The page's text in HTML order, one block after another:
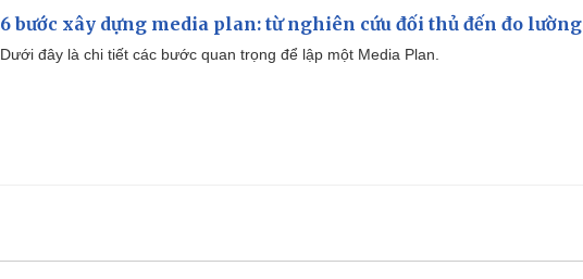
6 bước xây dựng media plan: từ nghiên cứu đối thủ đến đo lường
Dưới đây là chi tiết các bước quan trọng để lập một Media Plan.